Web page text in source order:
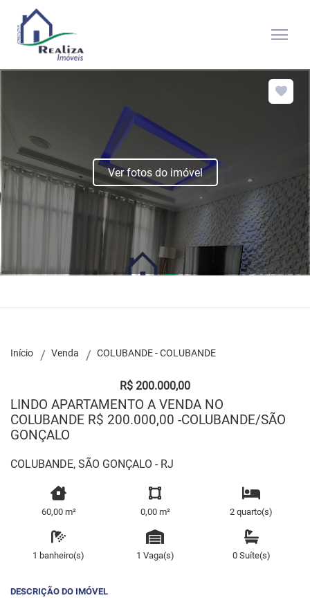
menu
Ver fotos do imóvel
Início Venda COLUBANDE - COLUBANDE
R$ 200.000,00
LINDO APARTAMENTO A VENDA NO
COLUBANDE R$ 200.000,00 -COLUBANDE/SÃO
GONÇALO
COLUBANDE, SÃO GONÇALO - RJ
60,00 m² 0,00 m² 2 quarto(s)
1 banheiro(s) 1 Vaga(s) 0 Suíte(s)
DESCRIÇÃO DO IMÓVEL